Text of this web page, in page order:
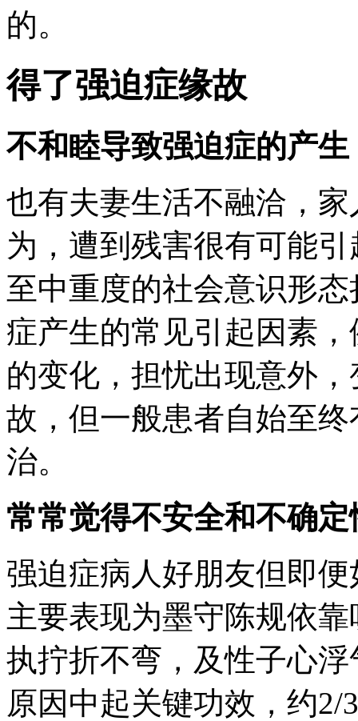
的。
得了强迫症缘故
不和睦导致强迫症的产生
也有夫妻生活不融洽，
为，遭到残害很有可能
至中重度的社会意识形态
症产生的常见引起因素
的变化，担忧出现意外
故，但一般患者自始至
治。
常常觉得不安全和不确
强迫症病人好朋友但即
主要表现为墨守陈规依
执拧折不弯，及性子心
原因中起关键功效，约